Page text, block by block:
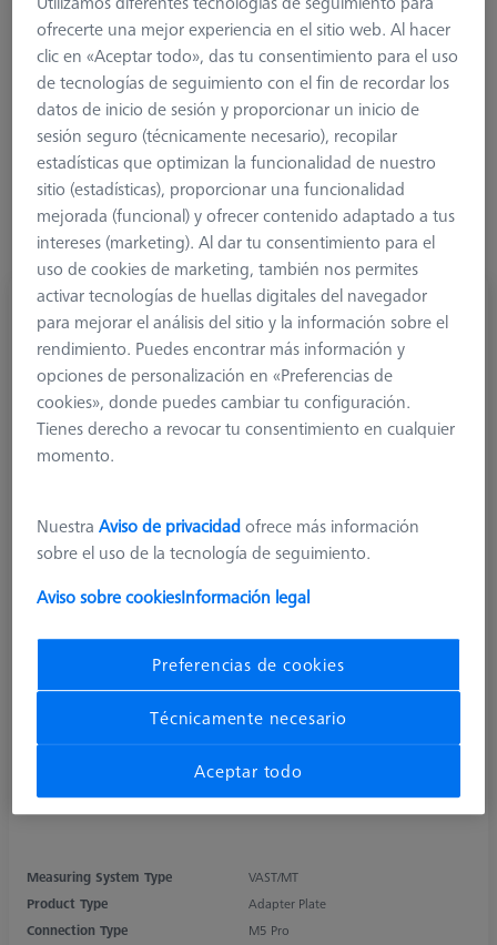
conectados. Por supuesto, también pueden utilizarse para
todos los elementos M5 estándar. Consisten en el cuerpo base
y adaptación directa con roscas M5 y orificios de ajuste en la
dirección Z o un cubo 22 con roscas M5 y orificios de ajuste
para recibir elementos M5 y M5 pro. Aptos cabezales VAST XT
Gold, VAST Gold, VAST C-G1 y VAST XTR Gold (sin
funcionalidad de rotación)
Placa adaptadora MT/VAST, cubo individual,
CFX 3+
626107-2000-961
Measuring System Type
VAST/MT
Product Type
Adapter Plate
Connection Type
M5 Pro
ofrecerte una mejor experiencia en el sitio web. Al hacer
clic en «Aceptar todo», das tu consentimiento para el uso
de tecnologías de seguimiento con el fin de recordar los
datos de inicio de sesión y proporcionar un inicio de
sesión seguro (técnicamente necesario), recopilar
estadísticas que optimizan la funcionalidad de nuestro
sitio (estadísticas), proporcionar una funcionalidad
mejorada (funcional) y ofrecer contenido adaptado a tus
intereses (marketing). Al dar tu consentimiento para el
uso de cookies de marketing, también nos permites
activar tecnologías de huellas digitales del navegador
para mejorar el análisis del sitio y la información sobre el
rendimiento. Puedes encontrar más información y
opciones de personalización en «Preferencias de
cookies», donde puedes cambiar tu configuración.
Tienes derecho a revocar tu consentimiento en cualquier
momento.
NuestraAviso de privacidadofrece más información
sobre el uso de la tecnología de seguimiento.
Aviso sobre cookiesInformación legal
Preferencias de cookies
Técnicamente necesario
Aceptar todo